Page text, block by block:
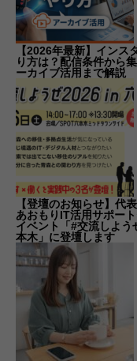
【2026年最新】インス
り方は？配信条件から
ーカイブ活用まで解説
【登壇のお知らせ】代
あおもりIT活用サポー
イベント「#交流しよ
本木」に登壇します